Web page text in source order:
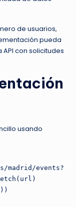
de usuarios,
pueda
con solicitudes
usando
events?